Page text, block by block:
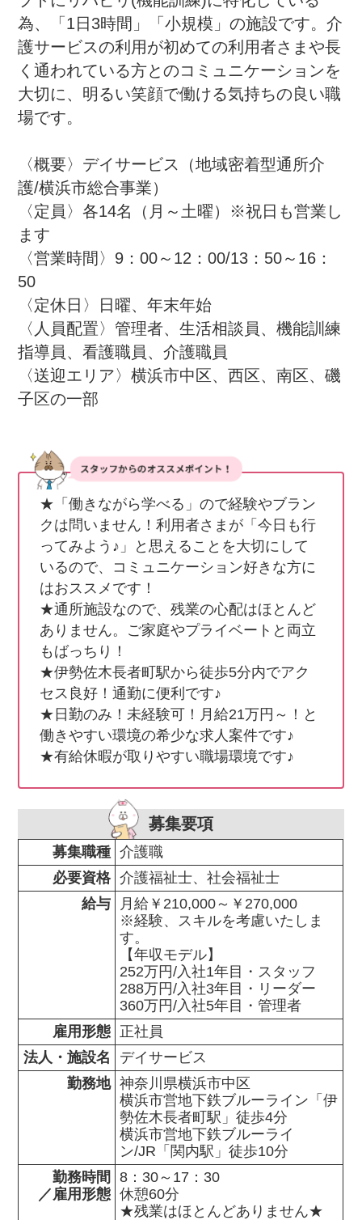
為、「1日3時間」「小規模」の施設です。介
護サービスの利用が初めての利用者さまや長
く通われている方とのコミュニケーションを
大切に、明るい笑顔で働ける気持ちの良い職
場です。
〈概要〉デイサービス（地域密着型通所介
護/横浜市総合事業）
〈定員〉各14名（月～土曜）※祝日も営業し
ます
〈営業時間〉9：00～12：00/13：50～16：
50
〈定休日〉日曜、年末年始
〈人員配置〉管理者、生活相談員、機能訓練
指導員、看護職員、介護職員
〈送迎エリア〉横浜市中区、西区、南区、磯
子区の一部
★「働きながら学べる」ので経験やブラン
クは問いません！利用者さまが「今日も行
ってみよう♪」と思えることを大切にして
いるので、コミュニケーション好きな方に
はおススメです！
★通所施設なので、残業の心配はほとんど
ありません。ご家庭やプライベートと両立
もばっちり！
★伊勢佐木長者町駅から徒歩5分内でアク
セス良好！通勤に便利です♪
★日勤のみ！未経験可！月給21万円～！と
働きやすい環境の希少な求人案件です♪
★有給休暇が取りやすい職場環境です♪
募集要項
募集職種 介護職
必要資格 介護福祉士、社会福祉士
給与
月給￥210,000～￥270,000
※経験、スキルを考慮いたしま
す。
【年収モデル】
252万円/入社1年目・スタッフ
288万円/入社3年目・リーダー
360万円/入社5年目・管理者
雇用形態 正社員
法人・施設名
デイサービス
勤務地 神奈川県横浜市中区
横浜市営地下鉄ブルーライン「伊
勢佐木長者町駅」徒歩4分
横浜市営地下鉄ブルーライ
ン/JR「関内駅」徒歩10分
勤務時間
／雇用形態
8：30～17：30
休憩60分
★残業はほとんどありません★